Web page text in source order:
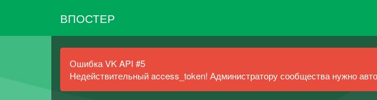
ВПОСТЕР
Ошибка VK API #5
Недействительный access_token! Администратору сообщества нужно